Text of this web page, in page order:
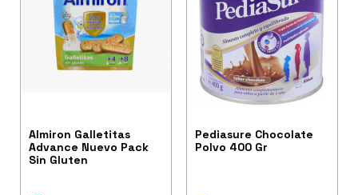
Almiron Galletitas
Advance Nuevo Pack
Sin Gluten
Pediasure Chocolate
Polvo 400 Gr